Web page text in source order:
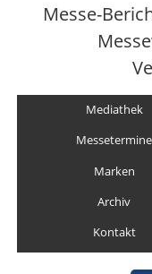
Messe-
Mediathek
Messetermine
Marken
Archiv
Kontakt